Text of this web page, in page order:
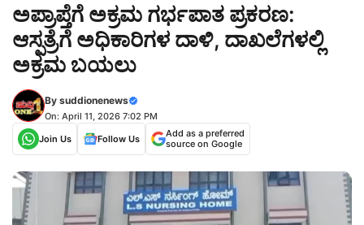
ಅಪ್ರಾಪ್ತೆಗೆ ಅಕ್ರಮ ಗರ್ಭಪಾತ ಪ್ರಕರಣ:
ಆಸ್ಪತ್ರೆಗೆ ಅಧಿಕಾರಿಗಳ ದಾಳಿ, ದಾಖಲೆಗಳಲ್ಲಿ
ಅಕ್ರಮ ಬಯಲು
By suddionenews
On: April 11, 2026 7:02 PM
Join Us
Follow Us
Add as a preferred
source on Google